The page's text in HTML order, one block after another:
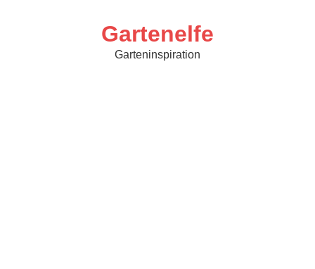
Gartenelfe
Garteninspiration